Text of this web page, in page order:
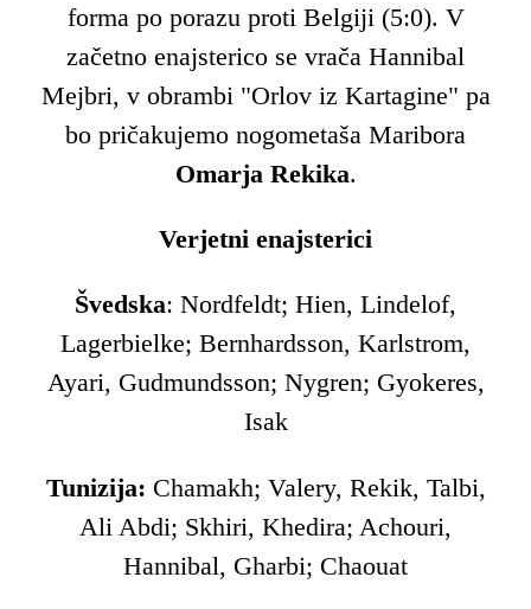
forma po porazu proti Belgiji (5:0). V
začetno enajsterico se vrača Hannibal
Mejbri, v obrambi "Orlov iz Kartagine" pa
bo pričakujemo nogometaša Maribora
Omarja Rekika.
Verjetni enajsterici
Švedska: Nordfeldt; Hien, Lindelof,
Lagerbielke; Bernhardsson, Karlstrom,
Ayari, Gudmundsson; Nygren; Gyokeres,
Isak
Tunizija: Chamakh; Valery, Rekik, Talbi,
Ali Abdi; Skhiri, Khedira; Achouri,
Hannibal, Gharbi; Chaouat